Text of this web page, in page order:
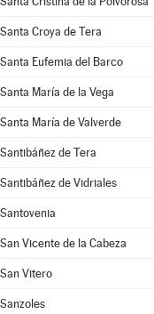
Santa Croya de Tera
Santa Eufemia del Barco
Santa María de la Vega
Santa María de Valverde
Santibáñez de Tera
Santibáñez de Vidriales
Santovenia
San Vicente de la Cabeza
San Vitero
Sanzoles